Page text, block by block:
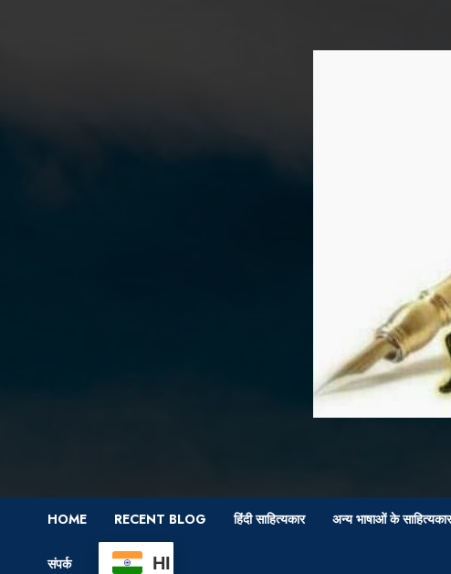
HOME RECENT BLOG हिंदी साहित्यकार अन्य भाषाओं के साहित्यकार
संपर्क HI